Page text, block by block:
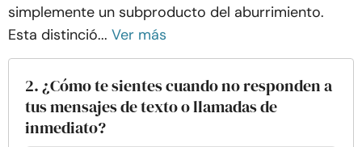
simplemente un subproducto del aburrimiento.
Esta distinció... Ver más
2. ¿Cómo te sientes cuando no responden a
tus mensajes de texto o llamadas de
inmediato?